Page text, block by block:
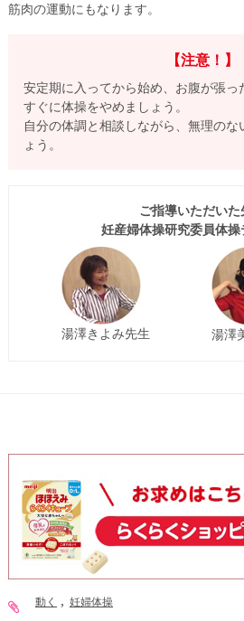
筋肉の運動にもなります。
【注意！】
安定期に入ってから始め、お腹が張っ
すぐに体操をやめましょう。
自分の体調と相談しながら、無理のな
ょう。
ご指導いただいた
妊産婦体操研究委員体操
湯澤きよみ先生 湯澤
動く 妊婦体操